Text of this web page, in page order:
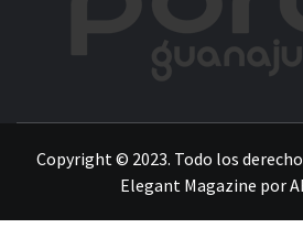
Copyright © 2023. Todo los
Elegant Magazine por